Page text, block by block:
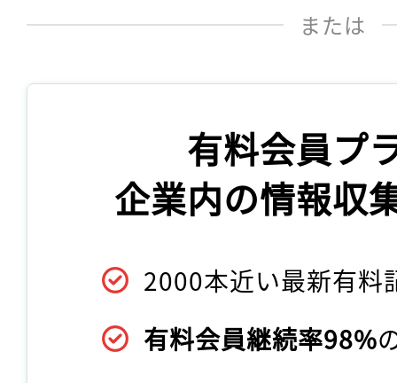
または
有料会員プ
企業内の情報収
2000本近い最新有料
有料会員継続率98%